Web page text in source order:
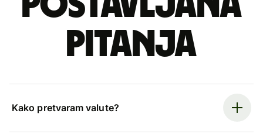
pitanja
Kako pretvaram valute?